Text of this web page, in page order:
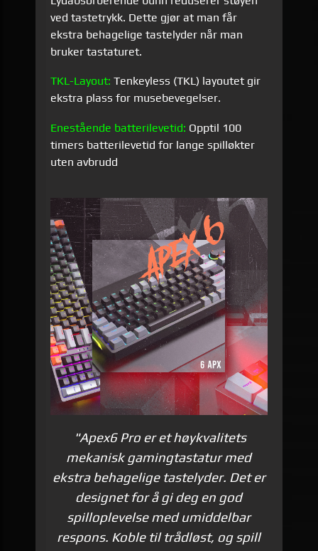
ved tastetrykk. Dette gjør at man får
ekstra behagelige tastelyder når man
bruker tastaturet.
TKL-Layout: Tenkeyless (TKL) layoutet gir
ekstra plass for musebevegelser.
Enestående batterilevetid: Opptil 100
timers batterilevetid for lange spilløkter
uten avbrudd
"Apex6 Pro er et høykvalitets
mekanisk gamingtastatur med
ekstra behagelige tastelyder. Det er
designet for å gi deg en god
spilloplevelse med umiddelbar
respons. Koble til trådløst, og spill